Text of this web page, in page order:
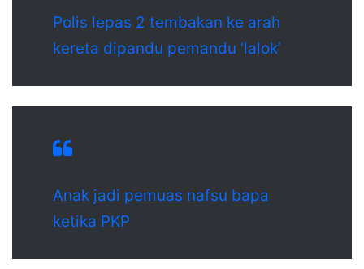
Polis lepas 2 tembakan ke arah
kereta dipandu pemandu ‘lalok’
Anak jadi pemuas nafsu bapa
ketika PKP